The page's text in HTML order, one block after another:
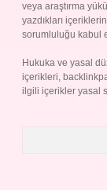
veya araştırma
yazdıkları
sorumluluğu kabul
Hukuka ve yasal
içerikleri,
ilgili içerikler yasal